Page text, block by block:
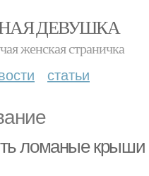
ДЕВУШКА
женская страничка
статьи
ломаные